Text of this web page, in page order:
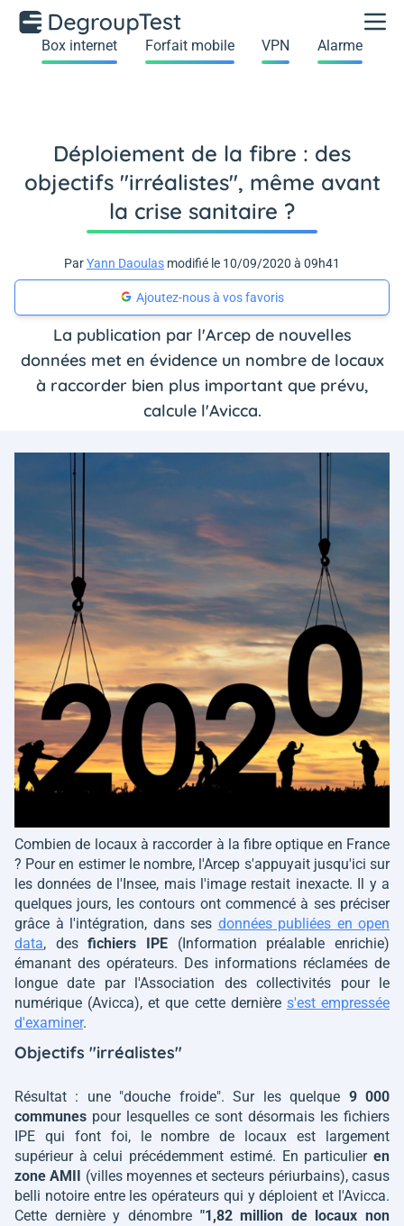
Box internet Forfait mobile VPN Alarme
Déploiement de la fibre : des
objectifs "irréalistes", même avant
la crise sanitaire ?
ParYann Daoulas modifié le 10/09/2020 à 09h41
Ajoutez-nous à vos favoris
La publication par l'Arcep de nouvelles
données met en évidence un nombre de locaux
à raccorder bien plus important que prévu,
calcule l'Avicca.
Combien de locaux à raccorder à la fibre optique en France
? Pour en estimer le nombre, l'Arcep s'appuyait jusqu'ici sur
les données de l'Insee, mais l'image restait inexacte. Il y a
quelques jours, les contours ont commencé à ses préciser
grâce à l'intégration, dans ses données publiées en open
data, desfichiers IPE (Information préalable enrichie)
émanant des opérateurs. Des informations réclamées de
longue date par l'Association des collectivités pour le
numérique (Avicca), et que cette dernière s'est empressée
d'examiner.
Objectifs "irréalistes"
Résultat : une "douche froide". Sur les quelque 9 000
communes pour lesquelles ce sont désormais les fichiers
IPE qui font foi, le nombre de locaux est largement
supérieur à celui précédemment estimé. En particulier en
zone AMII (villes moyennes et secteurs périurbains), casus
belli notoire entre les opérateurs qui y déploient et l'Avicca.
Cette dernière y dénombre "1,82 million de locaux non